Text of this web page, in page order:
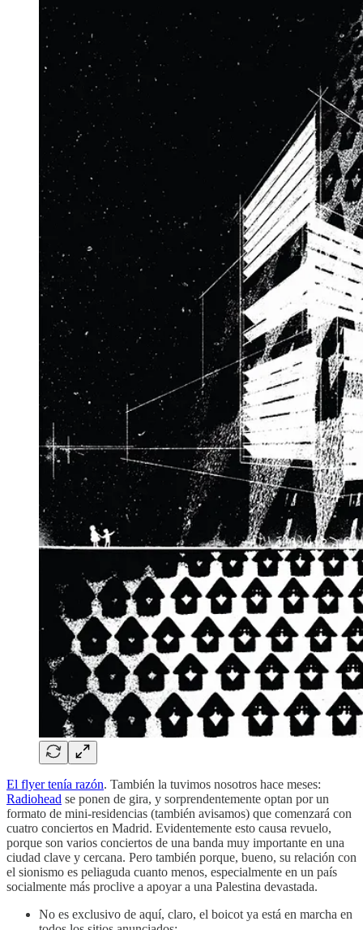
El flyer tenía razón. También la tuvimos nosotros hace meses:
Radiohead se ponen de gira, y sorprendentemente optan por un
formato de mini-residencias (también avisamos) que comenzará con
cuatro conciertos en Madrid. Evidentemente esto causa revuelo,
porque son varios conciertos de una banda muy importante en una
ciudad clave y cercana. Pero también porque, bueno, su relación con
el sionismo es peliaguda cuanto menos, especialmente en un país
socialmente más proclive a apoyar a una Palestina devastada.
No es exclusivo de aquí, claro, el boicot ya está en marcha en